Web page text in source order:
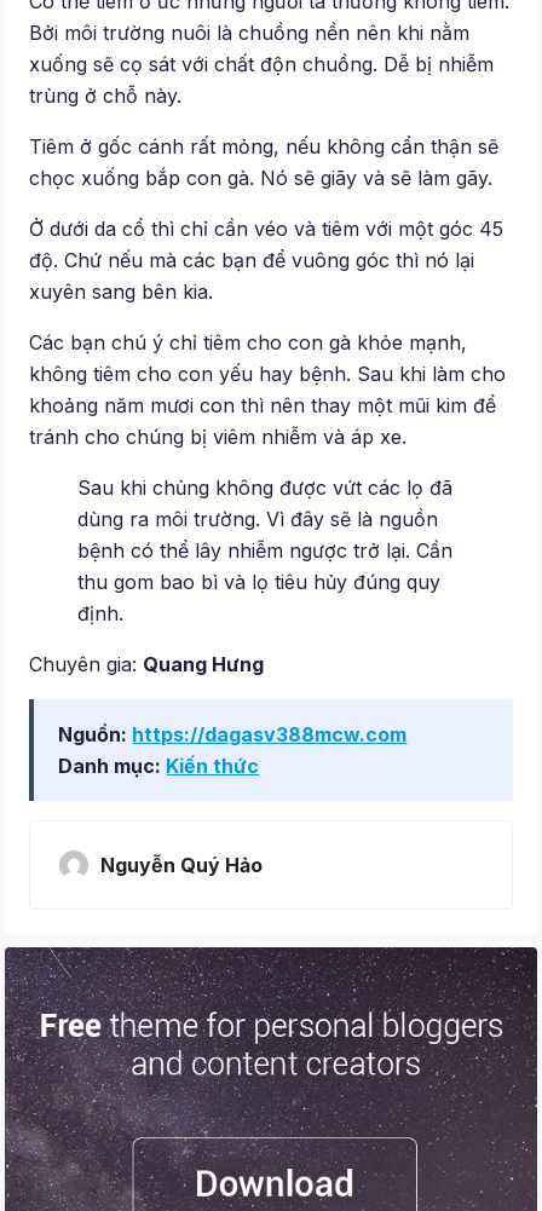
Bởi môi trường nuôi là chuồng nền nên khi nằm
xuống sẽ cọ sát với chất độn chuồng. Dễ bị nhiễm
trùng ở chỗ này.
Tiêm ở gốc cánh rất mỏng, nếu không cẩn thận sẽ
chọc xuống bắp con gà. Nó sẽ giãy và sẽ làm gãy.
Ở dưới da cổ thì chỉ cần véo và tiêm với một góc 45
độ. Chứ nếu mà các bạn để vuông góc thì nó lại
xuyên sang bên kia.
Các bạn chú ý chỉ tiêm cho con gà khỏe mạnh,
không tiêm cho con yếu hay bệnh. Sau khi làm cho
khoảng năm mươi con thì nên thay một mũi kim để
tránh cho chúng bị viêm nhiễm và áp xe.
Sau khi chủng không được vứt các lọ đã
dùng ra môi trường. Vì đây sẽ là nguồn
bệnh có thể lây nhiễm ngược trở lại. Cần
thu gom bao bì và lọ tiêu hủy đúng quy
định.
Chuyên gia: Quang Hưng
Nguồn: https://dagasv388mcw.com
Danh mục: Kiến thức
Nguyễn Quý Hảo